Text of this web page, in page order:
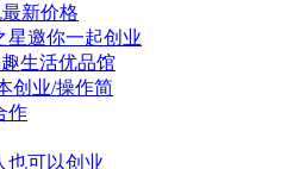
新价格
星邀你一起创业
生活优品馆
创业/操作简
作
也可以创业